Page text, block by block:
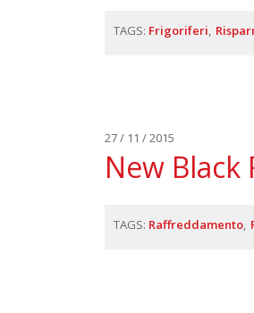
TAGS: Frigoriferi
27 / 11 / 2015
New Black
TAGS: Raffreddamento